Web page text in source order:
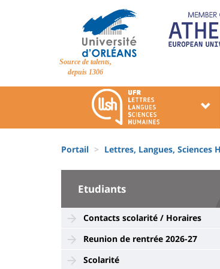
Site
Source de talents,
depuis 1306
Université
Block
liste
des
composantes
d'Ariane
Portail Lettres, Langues, Sciences
University
Sidebar
Etudiants
Contacts scolarité / Horaires
Reunion de rentrée 2026-27
Scolarité